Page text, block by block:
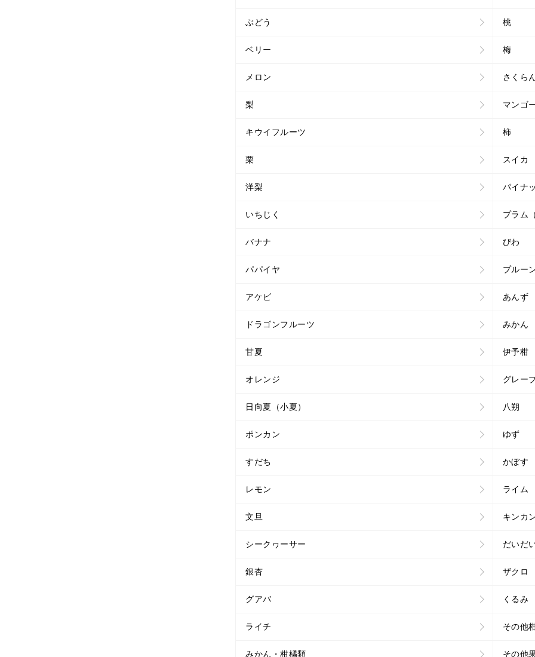
ぶどう 桃
ベリー 梅
メロン さくら
梨 マンゴ
キウイフルーツ 柿
栗 スイカ
洋梨 パイナ
いちじく プラム
バナナ びわ
パパイヤ プルー
アケビ あんず
ドラゴンフルーツ みかん
甘夏 伊予柑
オレンジ グレー
日向夏（小夏） 八朔
ポンカン ゆず
すだち かぼす
レモン ライム
文旦 キンカ
シークヮーサー だいだ
銀杏 ザクロ
グアバ くるみ
ライチ その他
みかん・柑橘類 その他